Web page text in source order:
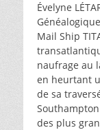
Évelyne
Mail Ship
naufrage au
en heurtant
de sa
Southampton
des plus